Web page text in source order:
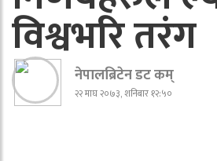
विश्वभरि तरंग
नेपालब्रिटेन डट कम्
२२ माघ २०७३, शनिबार १२:५०